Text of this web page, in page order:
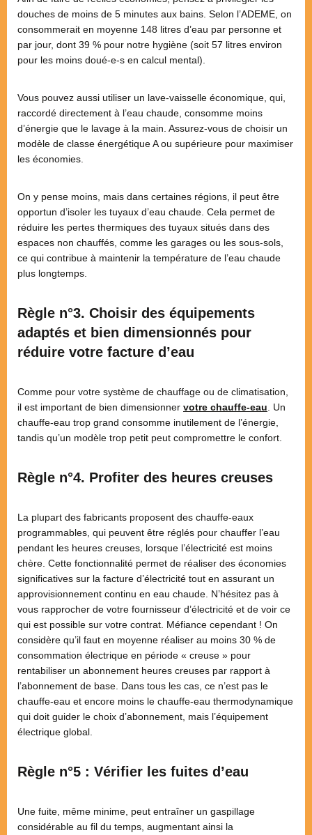
douches de moins de 5 minutes aux bains. Selon l’ADEME, on
consommerait en moyenne 148 litres d’eau par personne et
par jour, dont 39 % pour notre hygiène (soit 57 litres environ
pour les moins doué-e-s en calcul mental).
Vous pouvez aussi utiliser un lave-vaisselle économique, qui,
raccordé directement à l’eau chaude, consomme moins
d’énergie que le lavage à la main. Assurez-vous de choisir un
modèle de classe énergétique A ou supérieure pour maximiser
les économies​.
On y pense moins, mais dans certaines régions, il peut être
opportun d’isoler les tuyaux d’eau chaude. Cela permet de
réduire les pertes thermiques des tuyaux situés dans des
espaces non chauffés, comme les garages ou les sous-sols,
ce qui contribue à maintenir la température de l’eau chaude
plus longtemps​.
Règle n°3. Choisir des équipements
adaptés et bien dimensionnés pour
réduire votre facture d’eau
Comme pour votre système de chauffage ou de climatisation,
il est important de bien dimensionner votre chauffe-eau . Un
chauffe-eau trop grand consomme inutilement de l’énergie,
tandis qu’un modèle trop petit peut compromettre le confort.
Règle n°4. Profiter des heures creuses
La plupart des fabricants proposent des chauffe-eaux
programmables, qui peuvent être réglés pour chauffer l’eau
pendant les heures creuses, lorsque l’électricité est moins
chère. Cette fonctionnalité permet de réaliser des économies
significatives sur la facture d’électricité tout en assurant un
approvisionnement continu en eau chaude​. N’hésitez pas à
vous rapprocher de votre fournisseur d’électricité et de voir ce
qui est possible sur votre contrat. Méfiance cependant ! On
considère qu’il faut en moyenne réaliser au moins 30 % de
consommation électrique en période « creuse » pour
rentabiliser un abonnement heures creuses par rapport à
l’abonnement de base. Dans tous les cas, ce n’est pas le
chauffe-eau et encore moins le chauffe-eau thermodynamique
qui doit guider le choix d’abonnement, mais l’équipement
électrique global.
Règle n°5 : Vérifier les fuites d’eau
Une fuite, même minime, peut entraîner un gaspillage
considérable au fil du temps, augmentant ainsi la